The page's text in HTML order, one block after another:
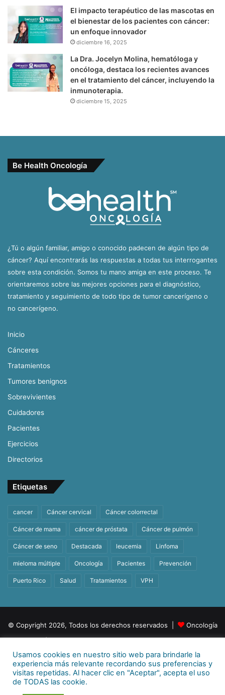
El impacto terapéutico de las mascotas en
el bienestar de los pacientes con cáncer:
un enfoque innovador
diciembre 16, 2025
La Dra. Jocelyn Molina, hematóloga y
oncóloga, destaca los recientes avances
en el tratamiento del cáncer, incluyendo la
inmunoterapia.
diciembre 15, 2025
Be Health Oncología
¿Tú o algún familiar, amigo o conocido padecen de algún tipo de
cáncer? Aquí encontrarás las respuestas a todas tus interrogantes
sobre esta condición. Somos tu mano amiga en este proceso. Te
orientaremos sobre las mejores opciones para el diagnóstico,
tratamiento y seguimiento de todo tipo de tumor cancerígeno o
no cancerígeno.
Inicio
Cánceres
Tratamientos
Tumores benignos
Sobrevivientes
Cuidadores
Pacientes
Ejercicios
Directorios
Etiquetas
cancer Cáncer cervical Cáncer colorrectal
Cáncer de mama cáncer de próstata Cáncer de pulmón
Cáncer de seno Destacada leucemia Linfoma
mieloma múltiple Oncología Pacientes Prevención
Puerto Rico Salud Tratamientos VPH
© Copyright 2026, Todos los derechos reservados |
Oncología
Para más información
E-mail:info@behealthpr.com
FacebookTwitter
Usamos cookies en nuestro sitio web para brindarle la
experiencia más relevante recordando sus preferencias y
visitas repetidas. Al hacer clic en "Aceptar", acepta el uso
de TODAS las cookie.